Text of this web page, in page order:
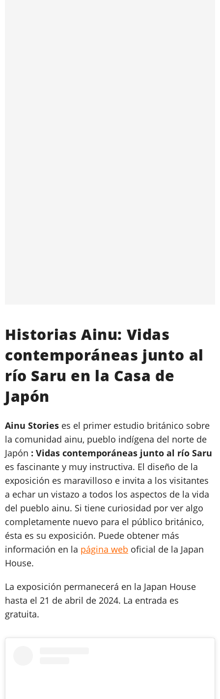
Historias Ainu: Vidas
contemporáneas junto al
río Saru en la Casa de
Japón
Ainu Stories es el primer estudio británico sobre
la comunidad ainu, pueblo indígena del norte de
Japón : Vidas contemporáneas junto al río Saru
es fascinante y muy instructiva. El diseño de la
exposición es maravilloso e invita a los visitantes
a echar un vistazo a todos los aspectos de la vida
del pueblo ainu. Si tiene curiosidad por ver algo
completamente nuevo para el público británico,
ésta es su exposición. Puede obtener más
información en la página web oficial de la Japan
House.
La exposición permanecerá en la Japan House
hasta el 21 de abril de 2024. La entrada es
gratuita.